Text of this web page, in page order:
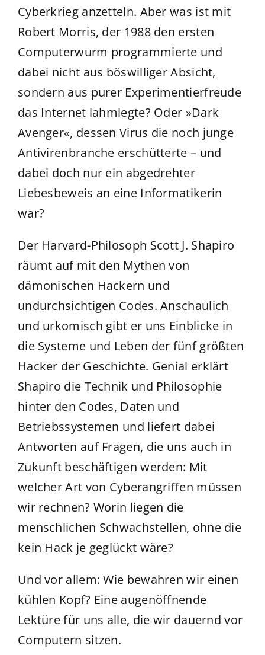
Cyberkrieg anzetteln. Aber was ist mit
Robert Morris, der 1988 den ersten
Computerwurm programmierte und
dabei nicht aus böswilliger Absicht,
sondern aus purer Experimentierfreude
das Internet lahmlegte? Oder »Dark
Avenger«, dessen Virus die noch junge
Antivirenbranche erschütterte – und
dabei doch nur ein abgedrehter
Liebesbeweis an eine Informatikerin
war?
Der Harvard-Philosoph Scott J. Shapiro
räumt auf mit den Mythen von
dämonischen Hackern und
undurchsichtigen Codes. Anschaulich
und urkomisch gibt er uns Einblicke in
die Systeme und Leben der fünf größten
Hacker der Geschichte. Genial erklärt
Shapiro die Technik und Philosophie
hinter den Codes, Daten und
Betriebssystemen und liefert dabei
Antworten auf Fragen, die uns auch in
Zukunft beschäftigen werden: Mit
welcher Art von Cyberangriffen müssen
wir rechnen? Worin liegen die
menschlichen Schwachstellen, ohne die
kein Hack je geglückt wäre?
Und vor allem: Wie bewahren wir einen
kühlen Kopf? Eine augenöffnende
Lektüre für uns alle, die wir dauernd vor
Computern sitzen.